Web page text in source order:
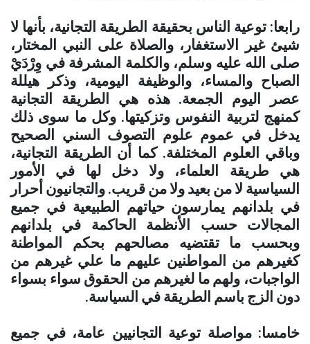
رابعا: توعية الناس بحقيقة الطريقة التجانية، بأنها لا
شيئ غير الاستغفار، والصلاة على النبي المختار،
صلى الله عليه وسلم، والكلمة المشرفة في وِرْدَيْ
الصباح والمساء، والوظيفة اليومية، وذكر هيللة
عصر اليوم الجمعة. هذه هي الطريقة التجانية
كمنهج لتربية النفوس وتزكيتها. وكل ما سوى ذلك
يدخل في عموم علوم التصوف السني الصحيح
وباقي العلوم المختلفة. كما أن الطريقة التجانية،
هي طريقة العلماء، ولا دخل لها في الأمور
السياسية لا من بعيد ولا من قريب. والتجانيون أحرار
في بلدانهم يمارسون حياتهم الطبيعية في جميع
المجالات حسب الأنظمة الحاكمة في بلدانهم
وبحسب ما تقتضيه مصالحهم بحكم المواطنة
كغيرهم من المواطنين عليهم ما علي غيرهم من
الواجبات، ولهم ما لغيرهم من الحقوق سواء بسواء
دون الزج باسم الطريقة في السياسة.
خامسا: مواصلة توعية التجانيين عامة، في جميع